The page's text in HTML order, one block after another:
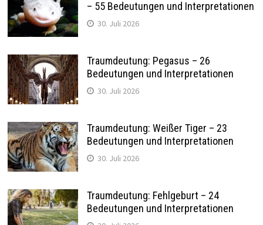
– 55 Bedeutungen und Interpretationen
30. Juli 2026
Traumdeutung: Pegasus – 26
Bedeutungen und Interpretationen
30. Juli 2026
Traumdeutung: Weißer Tiger – 23
Bedeutungen und Interpretationen
30. Juli 2026
Traumdeutung: Fehlgeburt – 24
Bedeutungen und Interpretationen